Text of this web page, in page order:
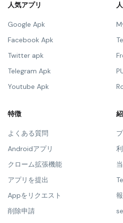
人気アプリ
Google Apk
Facebook Apk
Twitter apk
Telegram Apk
Youtube Apk
特徴
よくある質問
Androidアプリ
クローム拡張機能
アプリを提出
Appをリクエスト
削除申請